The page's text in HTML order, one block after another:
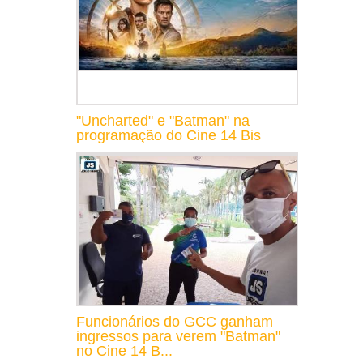
"Uncharted" e "Batman" na
programação do Cine 14 Bis
Funcionários do GCC ganham
ingressos para verem "Batman"
no Cine 14 B...